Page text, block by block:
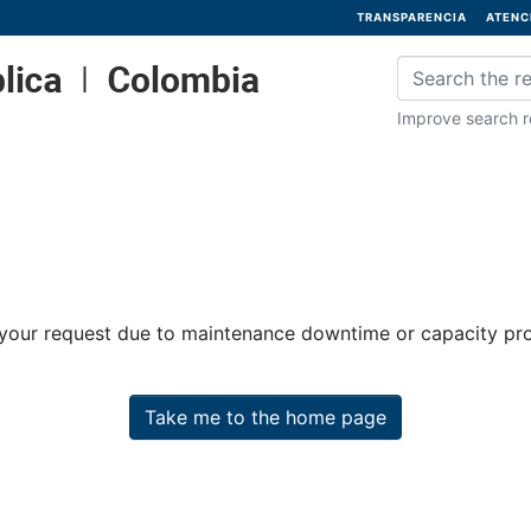
TRANSPARENCIA
Improve search
request due to maintenance downtime or capacity
Take me to the home page